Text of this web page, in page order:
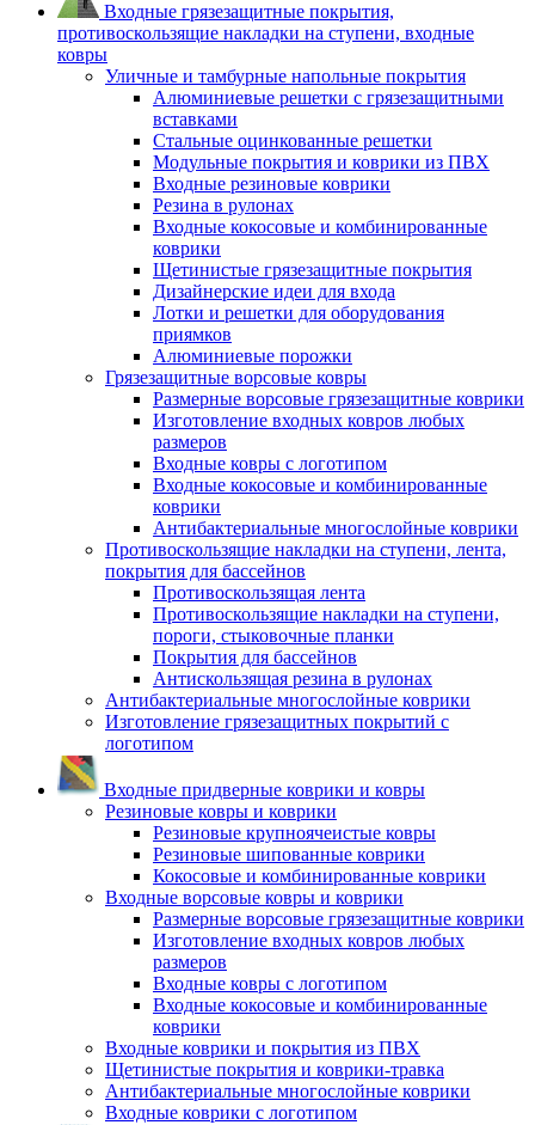
Входные грязезащитные покрытия,
противоскользящие накладки на ступени, входные
ковры
Уличные и тамбурные напольные покрытия
Алюминиевые решетки с грязезащитными
вставками
Стальные оцинкованные решетки
Модульные покрытия и коврики из ПВХ
Входные резиновые коврики
Резина в рулонах
Входные кокосовые и комбинированные
коврики
Щетинистые грязезащитные покрытия
Дизайнерские идеи для входа
Лотки и решетки для оборудования
приямков
Алюминиевые порожки
Грязезащитные ворсовые ковры
Размерные ворсовые грязезащитные коврики
Изготовление входных ковров любых
размеров
Входные ковры с логотипом
Входные кокосовые и комбинированные
коврики
Антибактериальные многослойные коврики
Противоскользящие накладки на ступени, лента,
покрытия для бассейнов
Противоскользящая лента
Противоскользящие накладки на ступени,
пороги, стыковочные планки
Покрытия для бассейнов
Антискользящая резина в рулонах
Антибактериальные многослойные коврики
Изготовление грязезащитных покрытий с
логотипом
Входные придверные коврики и ковры
Резиновые ковры и коврики
Резиновые крупноячеистые ковры
Резиновые шипованные коврики
Кокосовые и комбинированные коврики
Входные ворсовые ковры и коврики
Размерные ворсовые грязезащитные коврики
Изготовление входных ковров любых
размеров
Входные ковры с логотипом
Входные кокосовые и комбинированные
коврики
Входные коврики и покрытия из ПВХ
Щетинистые покрытия и коврики-травка
Антибактериальные многослойные коврики
Входные коврики с логотипом